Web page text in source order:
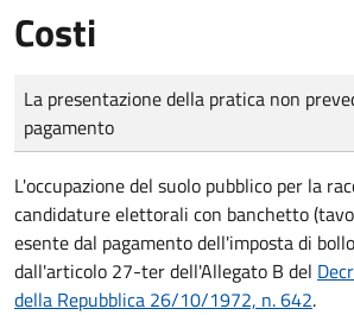
Costi
Tipo di pagamento
Importo
La presentazione della pratica non
pagamento
L'occupazione del suolo pubblico per la
candidature elettorali con banchetto
esente dal pagamento dell'imposta di
dall'articolo 27-ter dell'Allegato B del
della Repubblica 26/10/1972, n. 642.